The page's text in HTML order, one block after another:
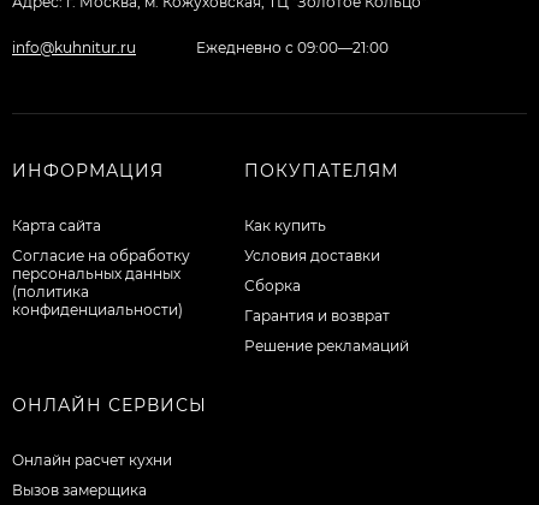
info@kuhnitur.ru Ежедневно с 09:00—21:00
ИНФОРМАЦИЯ
Карта сайта
Согласие на обработку
персональных данных
(политика
конфиденциальности)
ПОКУПАТЕЛЯМ
Как купить
Условия доставки
Сборка
Гарантия и возврат
Решение рекламаций
ОНЛАЙН СЕРВИСЫ
Онлайн расчет кухни
Вызов замерщика